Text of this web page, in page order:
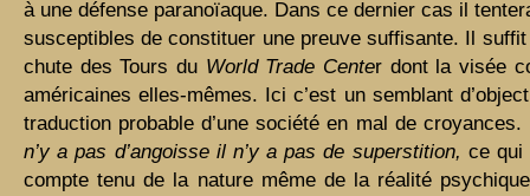
à une défense paranoïaque. Dans ce dernier cas il
susceptibles de constituer une preuve suffisante. Il
chute des Tours du World Trade Center dont la visée
américaines elles-mêmes. Ici c’est un semblant
traduction probable d’une société en mal de
n’y a pas d’angoisse il n’y a pas de superstition, ce qui
compte tenu de la nature même de la réalité